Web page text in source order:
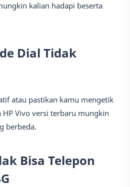
kalian hadapi beserta
Dial Tidak
atau pastikan kamu mengetik
HP Vivo versi terbaru mungkin
berbeda.
Bisa Telepon